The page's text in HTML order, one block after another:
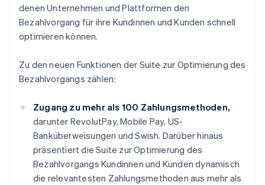
denen Unternehmen und Plattformen den
Bezahlvorgang für ihre Kundinnen und Kunden schnell
optimieren können.
Zu den neuen Funktionen der Suite zur Optimierung des
Bezahlvorgangs zählen:
Zugang zu mehr als 100 Zahlungsmethoden,
darunter RevolutPay, Mobile Pay, US-
Banküberweisungen und Swish. Darüber hinaus
präsentiert die Suite zur Optimierung des
Bezahlvorgangs Kundinnen und Kunden dynamisch
die relevantesten Zahlungsmethoden aus mehr als